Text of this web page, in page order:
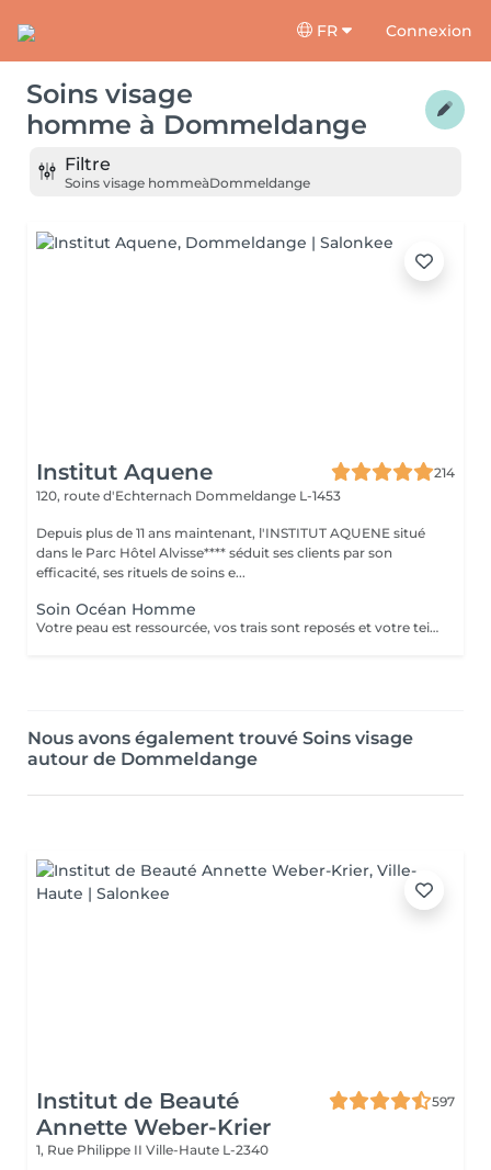
FR Connexion
Soins visage
homme à Dommeldange
Filtre
Soins visage hommeàDommeldange
Institut Aquene
214
120, route d'Echternach Dommeldange L-1453
Depuis plus de 11 ans maintenant, l'INSTITUT AQUENE situé
dans le Parc Hôtel Alvisse**** séduit ses clients par son
efficacité, ses rituels de soins e...
Soin Océan Homme
Votre peau est ressourcée, vos trais sont reposés et votre teint plus lumineux. Véritable recharge d'énergie, les extraits d'algue bleue sont libérés au cur des cellules pour une action anti-âge et antifatigue.
Nous avons également trouvé Soins visage
autour de Dommeldange
Institut de Beauté
Annette Weber-Krier
597
1, Rue Philippe II Ville-Haute L-2340